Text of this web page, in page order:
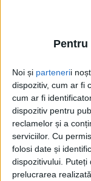
Noi și partenerii
dispozitiv, cum ar fi
cum ar fi
dispozitiv pentru
reclamelor și a
serviciilor. Cu
folosi date și
dispozitivului.
prelucrarea